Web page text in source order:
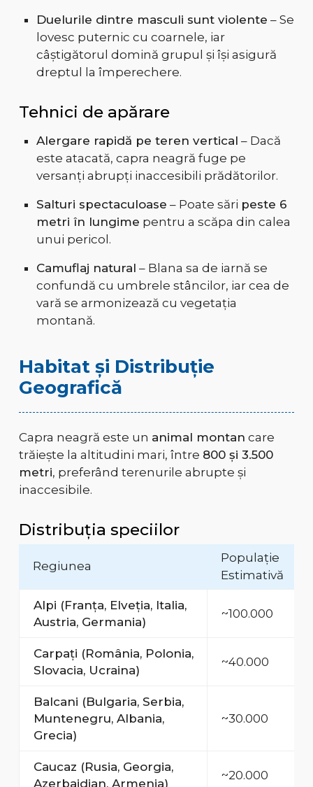
Duelurile dintre masculi sunt violente – Se
lovesc puternic cu coarnele, iar
câștigătorul domină grupul și își asigură
dreptul la împerechere.
Tehnici de apărare
Alergare rapidă pe teren vertical – Dacă
este atacată, capra neagră fuge pe
versanți abrupți inaccesibili prădătorilor.
Salturi spectaculoase – Poate sări peste 6
metri în lungime pentru a scăpa din calea
unui pericol.
Camuflaj natural – Blana sa de iarnă se
confundă cu umbrele stâncilor, iar cea de
vară se armonizează cu vegetația
montană.
Habitat și Distribuție
Geografică
Capra neagră este un animal montan care
trăiește la altitudini mari, între 800 și 3.500
metri, preferând terenurile abrupte și
inaccesibile.
Distribuția speciilor
Regiunea
Populație
Estimativă
Alpi (Franța, Elveția, Italia,
Austria, Germania)
~100.000
Carpați (România, Polonia,
Slovacia, Ucraina)
~40.000
Balcani (Bulgaria, Serbia,
Muntenegru, Albania,
Grecia)
~30.000
Caucaz (Rusia, Georgia,
Azerbaidjan, Armenia)
~20.000